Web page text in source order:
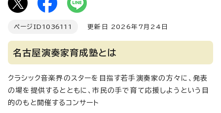
ページID 1036111 更新日 2026年7月24日
名古屋演奏家育成塾とは
クラシック音楽界のスターを目指す若手演奏家の方々に、発表
の場を提供するとともに、市民の手で育て応援しようという目
的のもと開催するコンサート